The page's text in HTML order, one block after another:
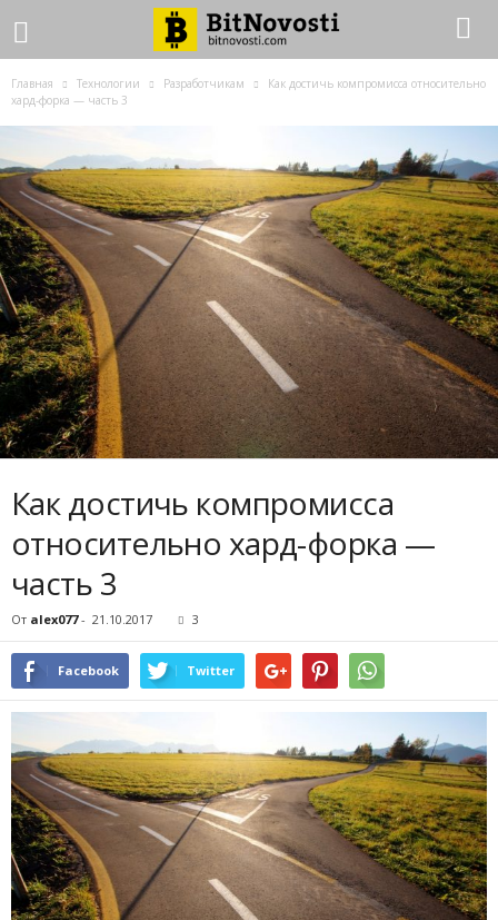
Главная Технологии Разработчикам
Как достичь компромисса относительно
хард-форка — часть 3
Как достичь компромисса
относительно хард-форка —
часть 3
От alex077- 21.10.2017 3
Facebook Twitter